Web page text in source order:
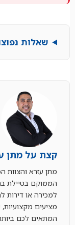
שאלות
קצת על מתן
מתן עזרא
הממוקם בטיילת
למכירה או דירות
מציעים
המתאים לכם